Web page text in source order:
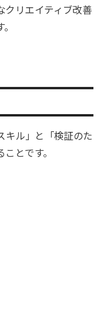
クリエイティブ改善
キル」と「検証のた
とです。